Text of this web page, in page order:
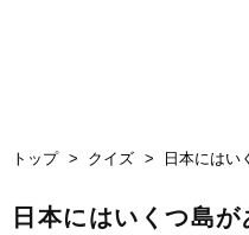
トップ クイズ 日本にはい
日本にはいくつ島